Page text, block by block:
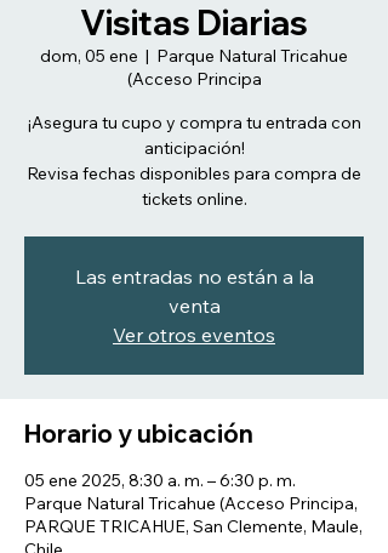
Visitas Diarias
dom, 05 ene
  |
Parque Natural Tricahue
(Acceso Principa
¡Asegura tu cupo y compra tu entrada con
anticipación!
Revisa fechas disponibles para compra de
tickets online.
Las entradas no están a la
venta
Ver otros eventos
Horario y ubicación
05 ene 2025, 8:30 a. m. – 6:30 p. m.
Parque Natural Tricahue (Acceso Principa,
PARQUE TRICAHUE, San Clemente, Maule,